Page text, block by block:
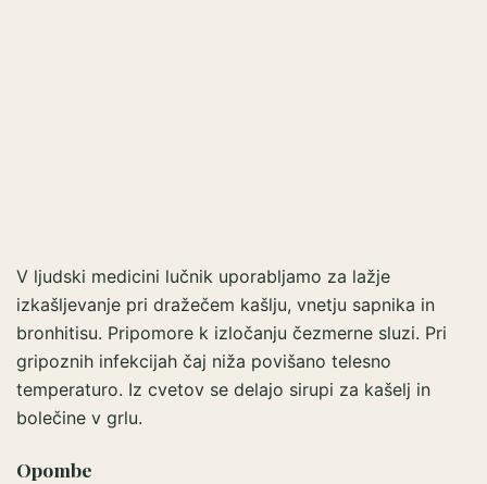
V ljudski medicini lučnik uporabljamo za lažje
izkašljevanje pri dražečem kašlju, vnetju sapnika in
bronhitisu. Pripomore k izločanju čezmerne sluzi. Pri
gripoznih infekcijah čaj niža povišano telesno
temperaturo. Iz cvetov se delajo sirupi za kašelj in
bolečine v grlu.
Opombe